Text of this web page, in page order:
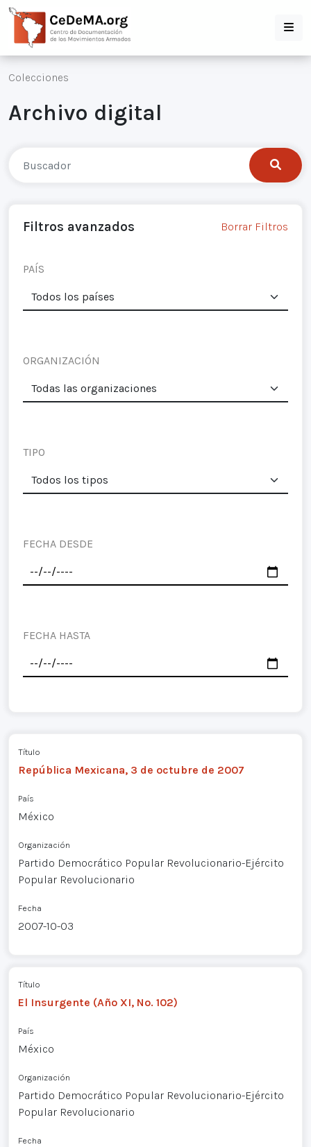
Colecciones
Archivo digital
Filtros avanzados Borrar Filtros
PAÍS
ORGANIZACIÓN
TIPO
FECHA DESDE
FECHA HASTA
Título
República Mexicana, 3 de octubre de 2007
País
México
Organización
Partido Democrático Popular Revolucionario-Ejército
Popular Revolucionario
Fecha
2007-10-03
Título
El Insurgente (Año XI, No. 102)
País
México
Organización
Partido Democrático Popular Revolucionario-Ejército
Popular Revolucionario
Fecha